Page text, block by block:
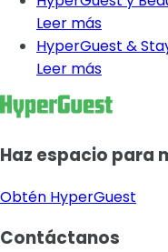
Leer más
HyperGuest &
Leer más
Haz espacio para
Obtén HyperGuest
Contáctanos